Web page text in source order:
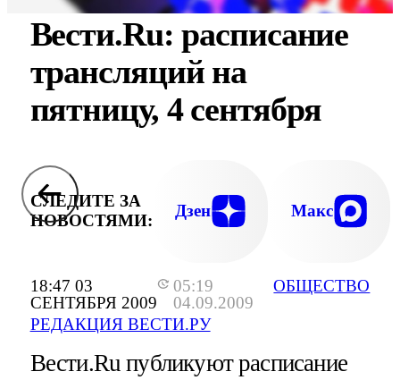
18:47 03
СЕНТЯБРЯ 2009
05:19
04.09.2009
РЕДАКЦИЯ ВЕСТИ.РУ
ОБЩЕСТВО
Вести.Ru: расписание
трансляций на
пятницу, 4 сентября
СЛЕДИТЕ ЗА
НОВОСТЯМИ:
Дзен Макс
Вести.Ru публикуют расписание